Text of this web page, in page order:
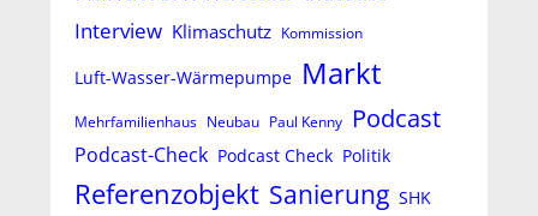
Interview Klimaschutz Kommission
Luft-Wasser-Wärmepumpe Markt
Mehrfamilienhaus Neubau Paul Kenny Podcast
Podcast-Check Podcast Check Politik
Referenzobjekt Sanierung SHK